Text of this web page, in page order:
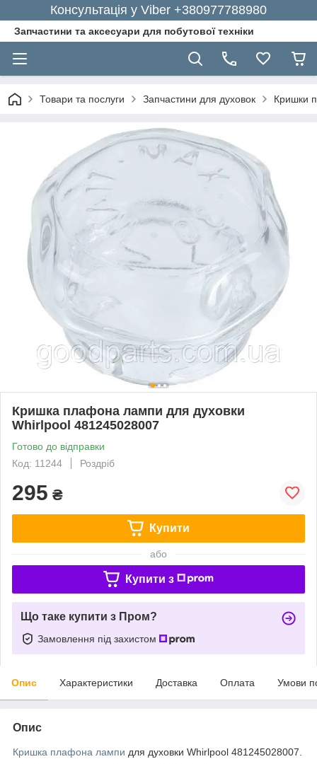
Консультація у Viber +380977788980
Запчастини та аксесуари для побутової техніки
Товари та послуги Запчастини для духовок Кришки
Кришка плафона лампи для духовки
Whirlpool 481245028007
Готово до відправки
Код: 11244
Роздріб
295 ₴
Купити
або
Купити з
Що таке купити з Пром?
Замовлення під захистом
Опис Характеристики Доставка Оплата Умови
Опис
Кришка плафона лампи для духовки Whirlpool 481245028007.